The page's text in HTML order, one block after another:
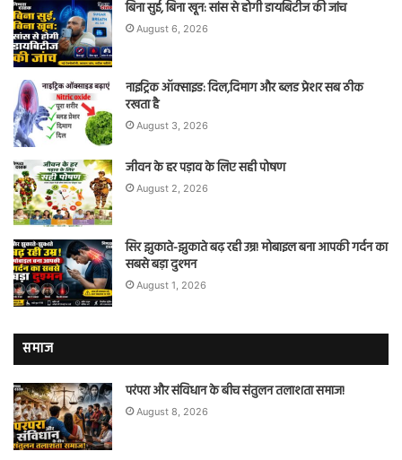
बिना सुई, बिना खून: सांस से होगी डायबिटीज की जांच
August 6, 2026
नाइट्रिक ऑक्साइड: दिल,दिमाग और ब्लड प्रेशर सब ठीक
रखता है
August 3, 2026
जीवन के हर पड़ाव के लिए सही पोषण
August 2, 2026
सिर झुकाते-झुकाते बढ़ रही उम्र! मोबाइल बना आपकी गर्दन का
सबसे बड़ा दुश्मन
August 1, 2026
समाज
परंपरा और संविधान के बीच संतुलन तलाशता समाज!
August 8, 2026